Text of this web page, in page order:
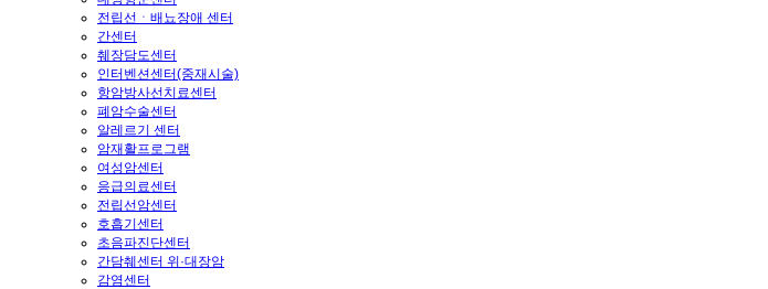
전립선ㆍ배뇨장애 센터
간센터
췌장담도센터
인터벤션센터(중재시술)
항암방사선치료센터
폐암수술센터
알레르기 센터
암재활프로그램
여성암센터
응급의료센터
전립선암센터
호흡기센터
초음파진단센터
간담췌센터 위·대장암
감염센터